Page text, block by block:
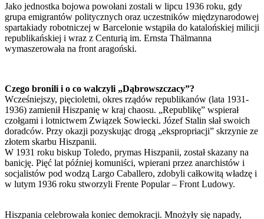
Jako jednostka bojowa powołani zostali w lipcu 1936 roku, gdy
grupa emigrantów politycznych oraz uczestników międzynarodowej
spartakiady robotniczej w Barcelonie wstąpiła do katalońskiej milicji
republikańskiej i wraz z Centurią im. Ernsta Thälmanna
wymaszerowała na front aragoński.
Czego bronili i o co walczyli „Dąbrowszczacy”?
Wcześniejszy, pięcioletni, okres rządów republikanów (lata 1931-
1936) zamienił Hiszpanię w kraj chaosu. „Republikę” wspierał
czołgami i lotnictwem Związek Sowiecki. Józef Stalin słał swoich
doradców. Przy okazji pozyskując drogą „ekspropriacji” skrzynie ze
złotem skarbu Hiszpanii.
W 1931 roku biskup Toledo, prymas Hiszpanii, został skazany na
banicję. Pięć lat później komuniści, wpierani przez anarchistów i
socjalistów pod wodzą Largo Caballero, zdobyli całkowitą władzę i
w lutym 1936 roku stworzyli Frente Popular – Front Ludowy.
Hiszpania celebrowała koniec demokracji. Mnożyły się napady,